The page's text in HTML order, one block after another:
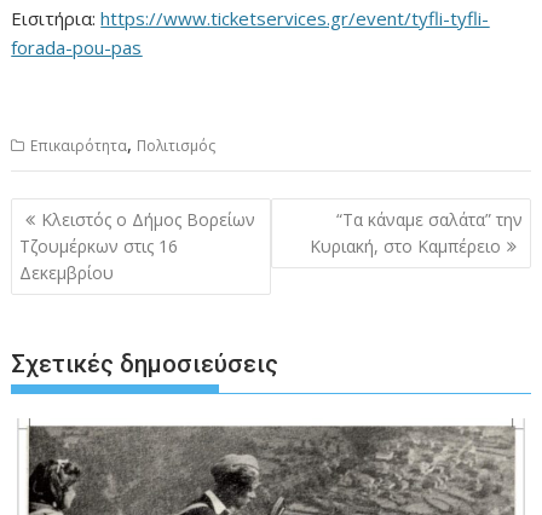
Εισιτήρια:https://www.ticketservices.gr/event/tyfli-tyfli-
forada-pou-pas
Επικαιρότητα, Πολιτισμός
Πλοήγηση
άρθρων
Κλειστός ο Δήμος Βορείων
Τζουμέρκων στις 16
Δεκεμβρίου
“Τα κάναμε σαλάτα” την
Κυριακή, στο Καμπέρειο
Σχετικές δημοσιεύσεις